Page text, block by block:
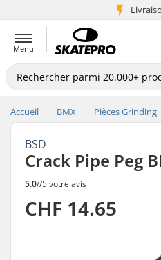
+5 mio
Menu
Accueil BMX Pièces Grinding
BSD
Crack Pipe Peg
5.0//5 votre avis
CHF 14.65